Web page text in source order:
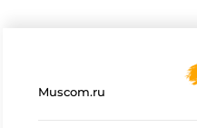
Muscom.ru